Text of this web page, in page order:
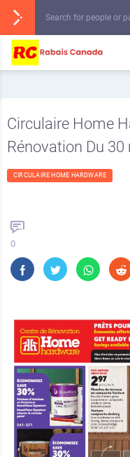
Circulaire Home
Rénovation Du
CIRCULAIRE HOME HARDWARE
0